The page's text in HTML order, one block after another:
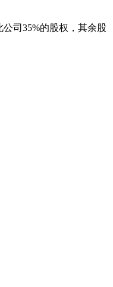
司 35%的股权，其余股